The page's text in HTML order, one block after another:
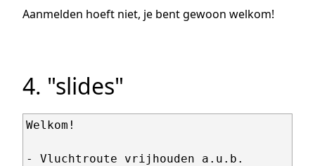
Aanmelden hoeft niet, je bent gewoon welkom!
4. "slides"
Welkom!
- Vluchtroute vrijhouden a.u.b.